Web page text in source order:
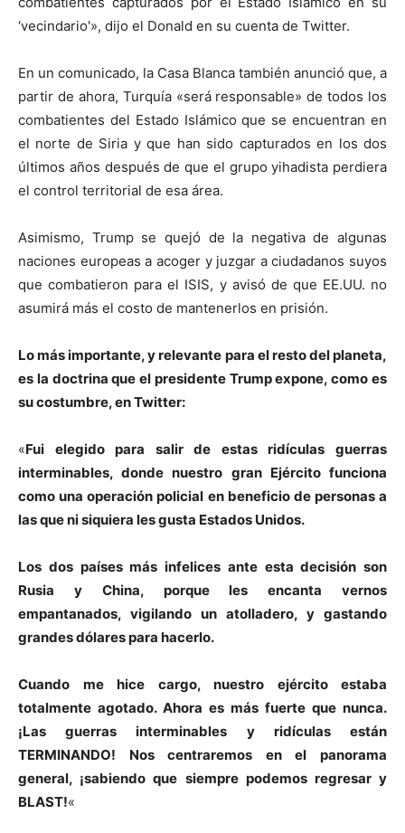
‘vecindario'», dijo el Donald en su cuenta de Twitter.
En un comunicado, la Casa Blanca también anunció que, a
partir de ahora, Turquía «será responsable» de todos los
combatientes del Estado Islámico que se encuentran en
el norte de Siria y que han sido capturados en los dos
últimos años después de que el grupo yihadista perdiera
el control territorial de esa área.
Asimismo, Trump se quejó de la negativa de algunas
naciones europeas a acoger y juzgar a ciudadanos suyos
que combatieron para el ISIS, y avisó de que EE.UU. no
asumirá más el costo de mantenerlos en prisión.
Lo más importante, y relevante para el resto del planeta,
es la doctrina que el presidente Trump expone, como es
su costumbre, en Twitter:
«Fui elegido para salir de estas ridículas guerras
interminables, donde nuestro gran Ejército funciona
como una operación policial en beneficio de personas a
las que ni siquiera les gusta Estados Unidos.
Los dos países más infelices ante esta decisión son
Rusia y China, porque les encanta vernos
empantanados, vigilando un atolladero, y gastando
grandes dólares para hacerlo.
Cuando me hice cargo, nuestro ejército estaba
totalmente agotado. Ahora es más fuerte que nunca.
¡Las guerras interminables y ridículas están
TERMINANDO! Nos centraremos en el panorama
general, ¡sabiendo que siempre podemos regresar y
BLAST!«